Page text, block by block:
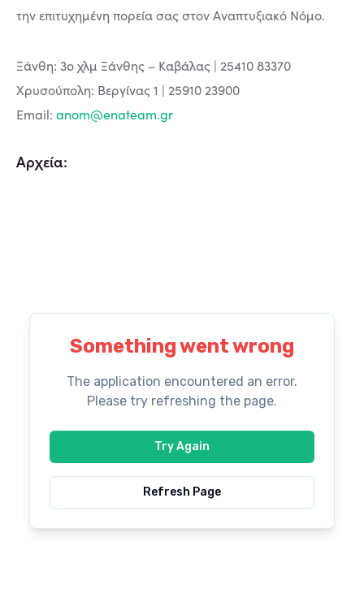
την επιτυχημένη πορεία σας στον Αναπτυξιακό Νόμο.
Ξάνθη: 3ο χλμ Ξάνθης – Καβάλας | 25410 83370
Χρυσούπολη: Βεργίνας 1 | 25910 23900
Email: anom@enateam.gr
Αρχεία: